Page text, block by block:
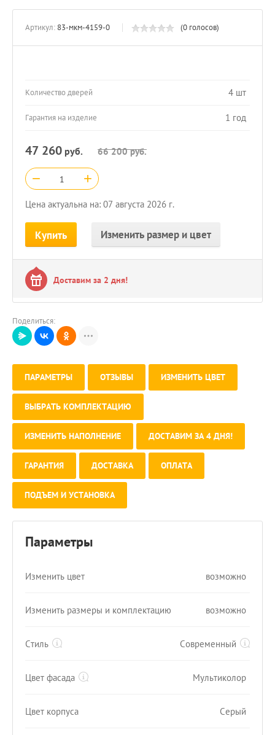
Артикул: 83-мкм-4159-0 (0 голосов)
Количество дверей 4 шт
Гарантия на изделие 1 год
47 260 руб. 66 200руб.
− +
Цена актуальна на: 07 августа 2026 г.
Купить Изменить размер и цвет
Доставим за 2 дня!
Поделиться:
ПАРАМЕТРЫ ОТЗЫВЫ ИЗМЕНИТЬ ЦВЕТ
ВЫБРАТЬ КОМПЛЕКТАЦИЮ
ИЗМЕНИТЬ НАПОЛНЕНИЕ ДОСТАВИМ ЗА 4 ДНЯ!
ГАРАНТИЯ ДОСТАВКА ОПЛАТА
ПОДЪЕМ И УСТАНОВКА
Параметры
Изменить цвет возможно
Изменить размеры и комплектацию возможно
Стиль Современный
Цвет фасада Мультиколор
Цвет корпуса Серый